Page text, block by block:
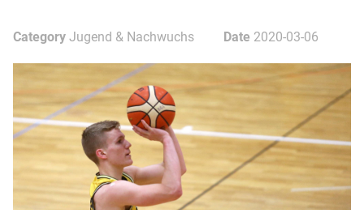
Category Jugend & Nachwuchs Date 2020-03-06